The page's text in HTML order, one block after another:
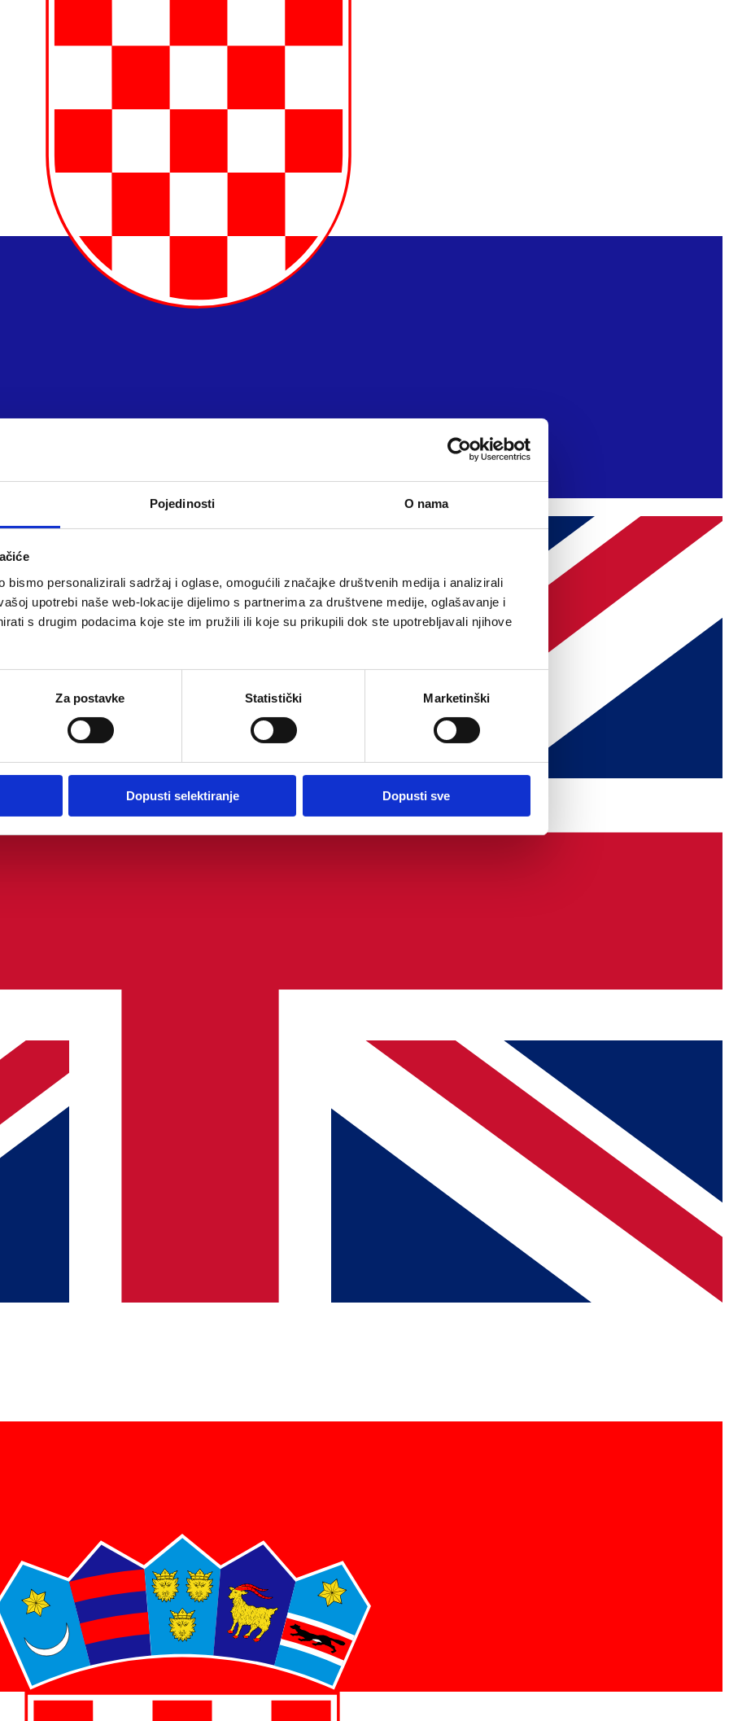
Pojedinosti O nama
bismo personalizirali sadržaj i oglase, omogućili značajke društvenih medija i analizirali
upotrebi naše web-lokacije dijelimo s partnerima za društvene medije, oglašavanje i
s drugim podacima koje ste im pružili ili koje su prikupili dok ste upotrebljavali njihove
Za postavke Statistički Marketinški
Dopusti selektiranje Dopusti sve